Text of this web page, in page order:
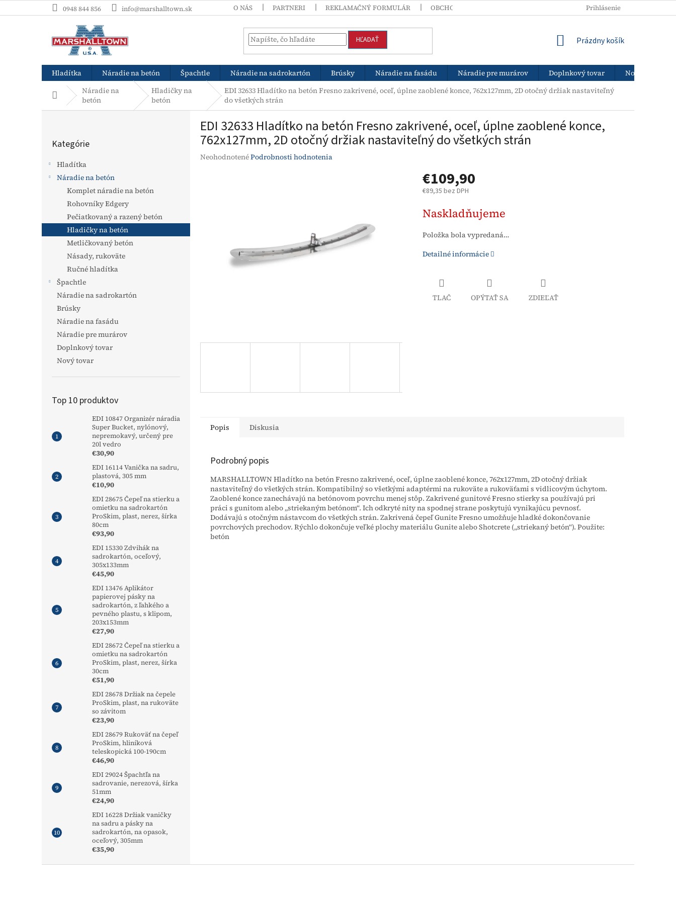
na
0948 844 856 info@marshalltown.sk O NÁS PARTNERI REKLAMAČNÝ FORMULÁR OBCHODNÉ PODMIENKY PODMIENKY OCHRANY OSOBNÝCH ÚDAJOV
Prihlásenie
HĽADAŤ
NÁKUPNÝ
Prázdny košík
Hladítka Náradie na betón Špachtle Náradie na sadrokartón Brúsky Náradie na fasádu Náradie pre murárov Doplnkový tovar Nový tovar
DomovNáradie na
betón
Hladičky na
betón
EDI 32633 Hladítko na betón Fresno zakrivené, oceľ, úplne zaoblené konce, 762x127mm, 2D otočný držiak nastaviteľný
do všetkých strán
kategórie
Kategórie
Hladítka
Náradie na betón
Komplet náradie na betón
Rohovníky Edgery
Pečiatkovaný a razený betón
Hladičky na betón
Metličkovaný betón
Násady, rukoväte
Ručné hladítka
Špachtle
Náradie na sadrokartón
Brúsky
Náradie na fasádu
Náradie pre murárov
Doplnkový tovar
Nový tovar
Top 10 produktov
EDI 10847 Organizér náradia
Super Bucket, nylónový,
nepremokavý, určený pre
20l vedro
€30,90
EDI 16114 Vanička na sadru,
plastová, 305 mm
€10,90
EDI 28675 Čepeľ na stierku a
omietku na sadrokartón
ProSkim, plast, nerez, šírka
80cm
€93,90
EDI 15330 Zdvihák na
sadrokartón, oceľový,
305x133mm
€45,90
EDI 13476 Aplikátor
papierovej pásky na
sadrokartón, z ľahkého a
pevného plastu, s klipom,
203x153mm
€27,90
EDI 28672 Čepeľ na stierku a
omietku na sadrokartón
ProSkim, plast, nerez, šírka
30cm
€51,90
EDI 28678 Držiak na čepele
ProSkim, plast, na rukoväte
so závitom
€23,90
EDI 28679 Rukoväť na čepeľ
ProSkim, hliníková
teleskopická 100-190cm
€46,90
EDI 29024 Špachtľa na
sadrovanie, nerezová, šírka
51mm
€24,90
EDI 16228 Držiak vaničky
na sadru a pásky na
sadrokartón, na opasok,
oceľový, 305mm
€35,90
EDI 32633 Hladítko na betón Fresno zakrivené, oceľ, úplne zaoblené konce,
762x127mm, 2D otočný držiak nastaviteľný do všetkých strán
Priemerné
NeohodnotenéPodrobnosti hodnotenia
€109,90
€89,35 bez DPH
cena:
Naskladňujeme
Položka bola vypredaná…
Detailné informácie
TLAČ OPÝTAŤ SA ZDIEĽAŤ
Popis Diskusia
Podrobný popis
MARSHALLTOWN Hladítko na betón Fresno zakrivené, oceľ, úplne zaoblené konce, 762x127mm, 2D otočný držiak
nastaviteľný do všetkých strán. Kompatibilný so všetkými adaptérmi na rukoväte a rukoväťami s vidlicovým úchytom.
Zaoblené konce zanechávajú na betónovom povrchu menej stôp. Zakrivené gunitové Fresno stierky sa používajú pri
práci s gunitom alebo „striekaným betónom“. Ich odkryté nity na spodnej strane poskytujú vynikajúcu pevnosť.
Dodávajú s otočným nástavcom do všetkých strán. Zakrivená čepeľ Gunite Fresno umožňuje hladké dokončovanie
povrchových prechodov. Rýchlo dokončuje veľké plochy materiálu Gunite alebo Shotcrete („striekaný betón“). Použite:
betón